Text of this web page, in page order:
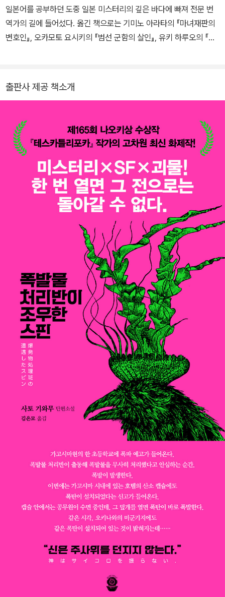
우한 스핀』은 창조와 파괴, SF와 미스터리, 괴물이 얽힌 이야기를 모
은 전대미문의 단편 소설이다. 일본 추리작가협회상 단편 부문 후보
작인 「못」을 비롯해 총 여덟 편의 참신하고 기이한 이야기가 담겨 있
일본어를 공부하던 도중 일본 미스터리의 깊은 바다에 빠져 전문 번
역가의 길에 들어섰다. 옮긴 책으로는 기미노 아라타의 『마녀재판의
변호인』, 오카모토 요시키의 『범선 군함의 살인』, 유키 하루오의 『십
출판사 제공 책소개